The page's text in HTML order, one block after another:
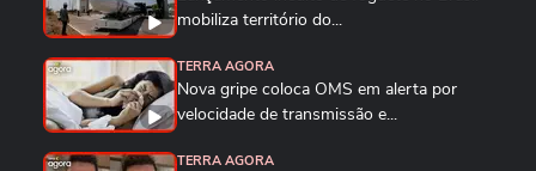
mobiliza território do...
TERRA AGORA
Nova gripe coloca OMS em alerta por
velocidade de transmissão e...
TERRA AGORA